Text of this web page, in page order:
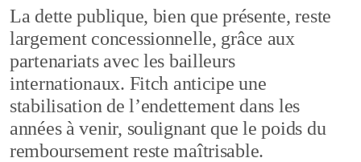
La dette publique, bien que présente, reste
largement concessionnelle, grâce aux
partenariats avec les bailleurs
internationaux. Fitch anticipe une
stabilisation de l’endettement dans les
années à venir, soulignant que le poids du
remboursement reste maîtrisable.